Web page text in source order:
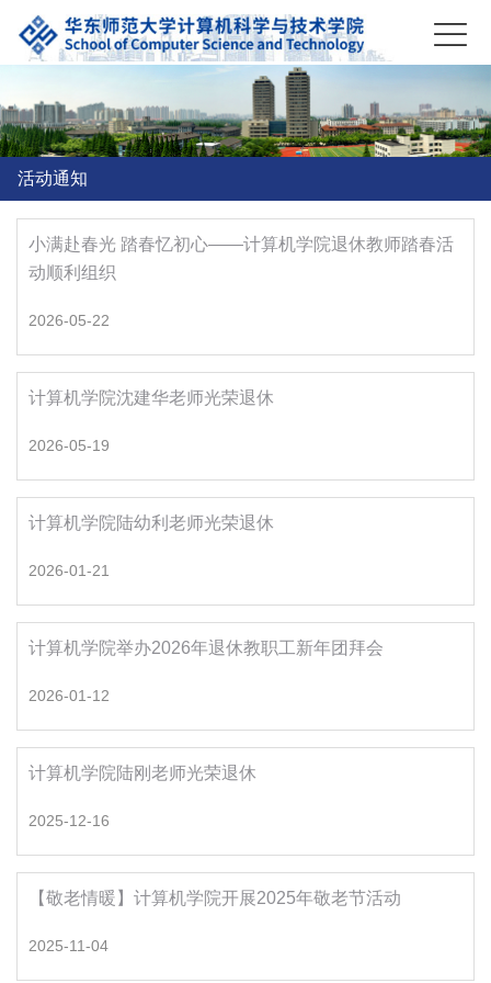
活动通知
小满赴春光 踏春忆初心——计算机学院退休教师踏春活
动顺利组织
2026-05-22
计算机学院沈建华老师光荣退休
2026-05-19
计算机学院陆幼利老师光荣退休
2026-01-21
计算机学院举办2026年退休教职工新年团拜会
2026-01-12
计算机学院陆刚老师光荣退休
2025-12-16
【敬老情暖】计算机学院开展2025年敬老节活动
2025-11-04